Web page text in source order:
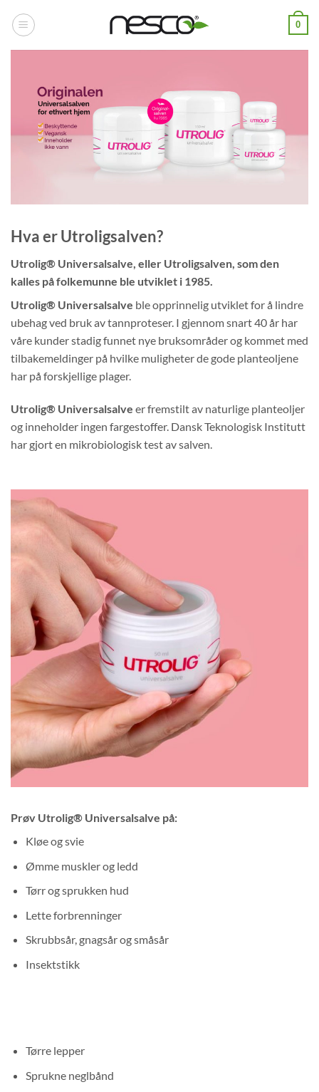
0
Hva er Utroligsalven?
Utrolig® Universalsalve, eller Utroligsalven, som den
kalles på folkemunne ble utviklet i 1985.
Utrolig® Universalsalve ble opprinnelig utviklet for å lindre
ubehag ved bruk av tannproteser. I gjennom snart 40 år har
våre kunder stadig funnet nye bruksområder og kommet med
tilbakemeldinger på hvilke muligheter de gode planteoljene
har på forskjellige plager.
Utrolig® Universalsalve er fremstilt av naturlige planteoljer
og inneholder ingen fargestoffer. Dansk Teknologisk Institutt
har gjort en mikrobiologisk test av salven.
Prøv Utrolig® Universalsalve på:
Kløe og svie
Ømme muskler og ledd
Tørr og sprukken hud
Lette forbrenninger
Skrubbsår, gnagsår og småsår
Insektstikk
Tørre lepper
Sprukne neglbånd